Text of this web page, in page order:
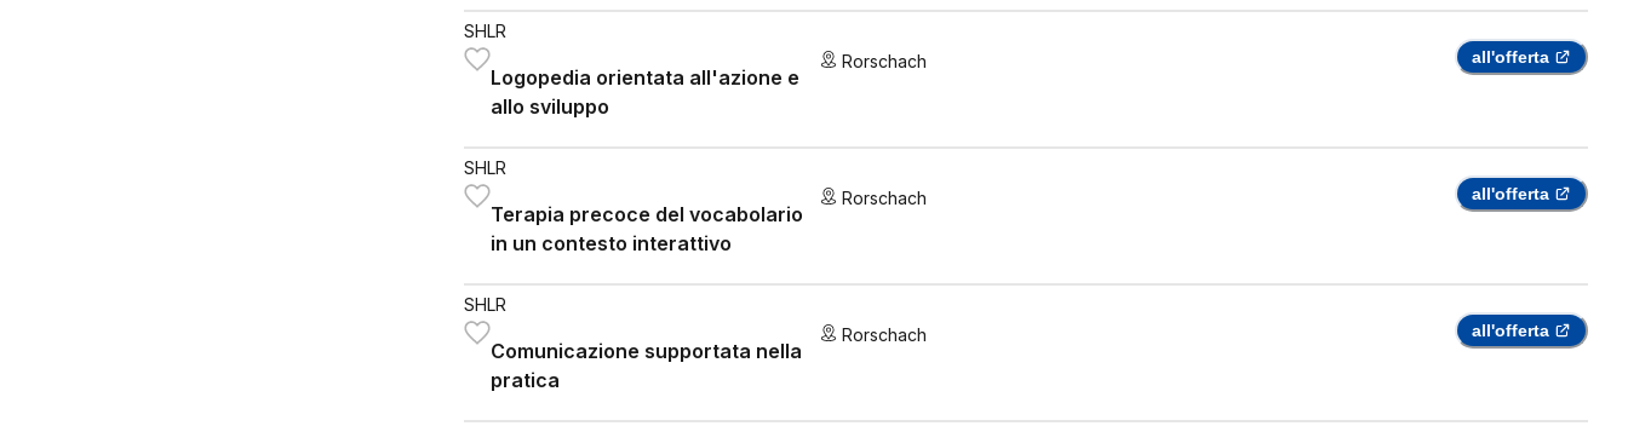
SHLR
Logopedia orientata all'azione e
allo sviluppo
Rorschach all'offerta
SHLR
Terapia precoce del vocabolario
in un contesto interattivo
Rorschach all'offerta
SHLR
Comunicazione supportata nella
pratica
Rorschach all'offerta